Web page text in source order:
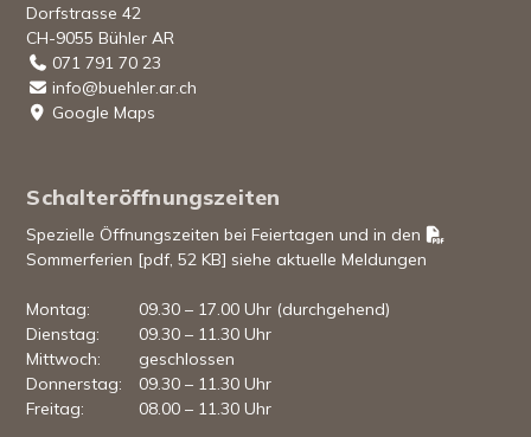
Dorfstrasse 42
CH-9055 Bühler AR
071 791 70 23
info@buehler.ar.ch
Google Maps
Schalteröffnungszeiten
Spezielle Öffnungszeiten bei Feiertagen und in den
Sommerferien [pdf, 52 KB] siehe aktuelle Meldungen
Montag:
09.30 – 17.00 Uhr (durchgehend)
Dienstag:
09.30 – 11.30 Uhr
Mittwoch:
geschlossen
Donnerstag:
09.30 – 11.30 Uhr
Freitag: 08.00 – 11.30 Uhr